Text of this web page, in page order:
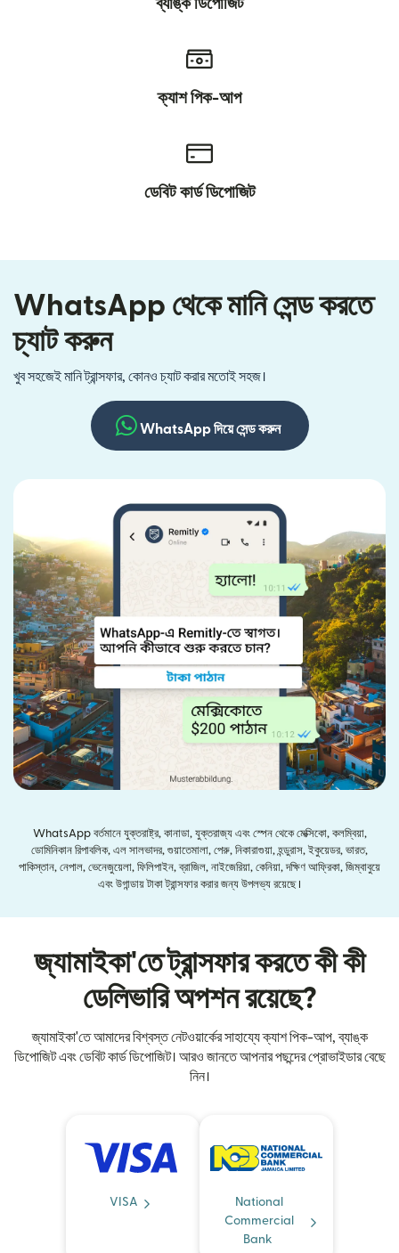
ব্যাঙ্ক ডিপোজিট
ক্যাশ পিক-আপ
ডেবিট কার্ড ডিপোজিট
WhatsApp থেকে মানি সেন্ড করতে
চ্যাট করুন
খুব সহজেই মানি ট্রান্সফার, কোনও চ্যাট করার মতোই সহজ।
WhatsApp দিয়ে সেন্ড করুন
WhatsApp বর্তমানে যুক্তরাষ্ট্র, কানাডা, যুক্তরাজ্য এবং স্পেন থেকে মেক্সিকো, কলম্বিয়া,
ডোমিনিকান রিপাবলিক, এল সালভাদর, গুয়াতেমালা, পেরু, নিকারাগুয়া, হন্ডুরাস, ইকুয়েডর, ভারত,
পাকিস্তান, নেপাল, ভেনেজুয়েলা, ফিলিপাইন, ব্রাজিল, নাইজেরিয়া, কেনিয়া, দক্ষিণ আফ্রিকা, জিম্বাবুয়ে
এবং উগান্ডায় টাকা ট্রান্সফার করার জন্য উপলভ্য রয়েছে।
জ্যামাইকা'তে ট্রান্সফার করতে কী কী
ডেলিভারি অপশন রয়েছে?
জ্যামাইকা'তে আমাদের বিশ্বস্ত নেটওয়ার্কের সাহায্যে ক্যাশ পিক-আপ, ব্যাঙ্ক
ডিপোজিট এবং ডেবিট কার্ড ডিপোজিট। আরও জানতে আপনার পছন্দের প্রোভাইডার বেছে
নিন।
VISA
National
Commercial
Bank